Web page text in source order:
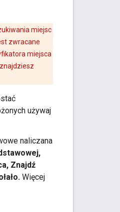
miejsc
zwracane
miejsca
używaj
naliczana
Znajdź
Więcej